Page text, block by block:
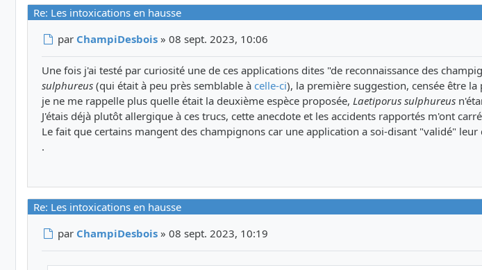
Re: Les intoxications en hausse
Message
par ChampiDesbois »08 sept. 2023, 10:06
Une fois j'ai testé par curiosité une de ces applications dites "de reconnaissance des
sulphureus (qui était à peu près semblable à celle-ci), la première suggestion, censée être
je ne me rappelle plus quelle était la deuxième espèce proposée, Laetiporus sulphureus
J'étais déjà plutôt allergique à ces trucs, cette anecdote et les accidents rapportés m'ont
Le fait que certains mangent des champignons car une application a soi-disant "validé"
.
Re: Les intoxications en hausse
Message
par ChampiDesbois »08 sept. 2023, 10:19